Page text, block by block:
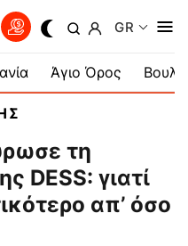
GR
Άγιο Όρος
τη
DESS: γιατί
απ’ όσο